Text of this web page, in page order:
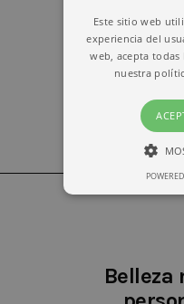
Belleza
Este sitio web
experiencia del
web, acepta todas
nuestra